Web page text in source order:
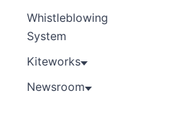
Whistleblowing
System
Kiteworks
Newsroom